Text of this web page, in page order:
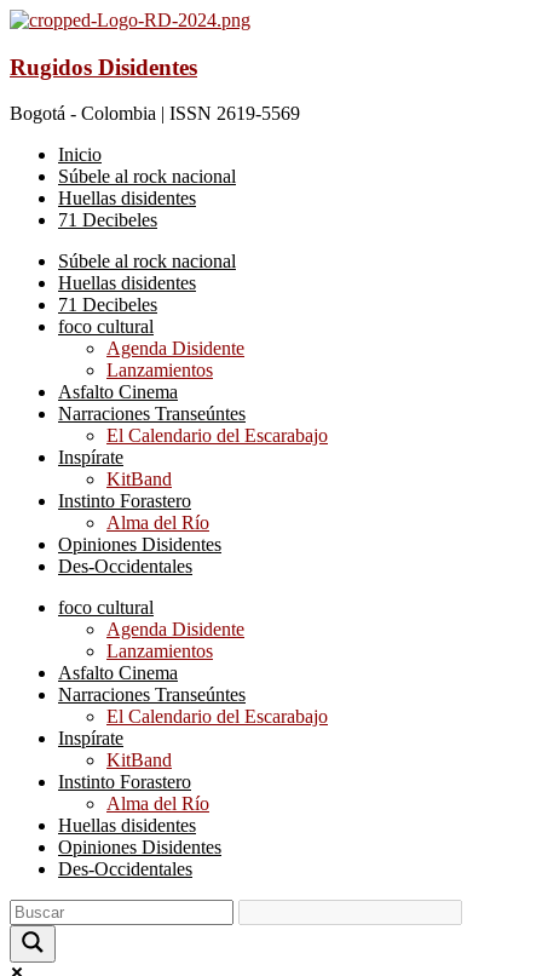
Rugidos Disidentes
Bogotá - Colombia | ISSN 2619-5569
Inicio
Súbele al rock nacional
Huellas disidentes
71 Decibeles
Súbele al rock nacional
Huellas disidentes
71 Decibeles
foco cultural
Agenda Disidente
Lanzamientos
Asfalto Cinema
Narraciones Transeúntes
El Calendario del Escarabajo
Inspírate
KitBand
Instinto Forastero
Alma del Río
Opiniones Disidentes
Des-Occidentales
foco cultural
Agenda Disidente
Lanzamientos
Asfalto Cinema
Narraciones Transeúntes
El Calendario del Escarabajo
Inspírate
KitBand
Instinto Forastero
Alma del Río
Huellas disidentes
Opiniones Disidentes
Des-Occidentales